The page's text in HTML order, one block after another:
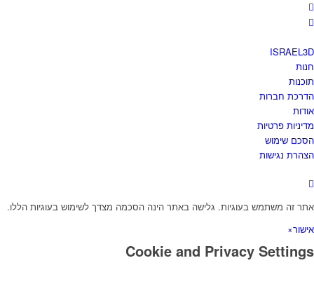
חברות
פרטיות
שימוש
נגישות
זה משתמש בעוגיות. גלישה באתר הינה הסכמה מצדך לשימוש בעוגיות הללו.
×
Cookie and Privacy